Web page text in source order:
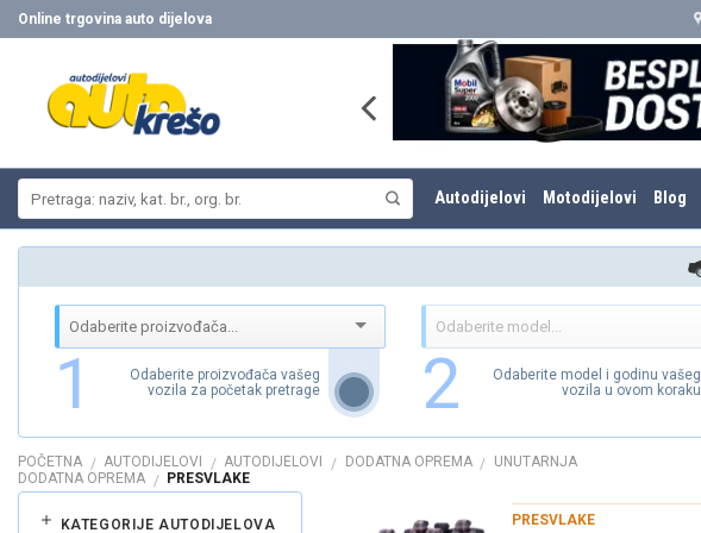
Skip
to
Online trgovina auto dijelova
Autodijelovi Motodijelovi Blog
1
Odaberite proizvođača vašeg
vozila za početak pretrage
2
Odaberite model i godinu vašeg
vozila u ovom koraku
POČETNA / AUTODIJELOVI / AUTODIJELOVI / DODATNA OPREMA / UNUTARNJA
DODATNA OPREMA / PRESVLAKE
KATEGORIJE AUTODIJELOVA PRESVLAKE